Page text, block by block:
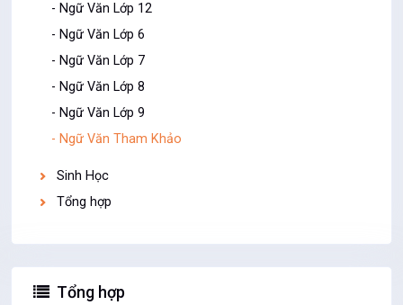
- Ngữ Văn Lớp 12
- Ngữ Văn Lớp 6
- Ngữ Văn Lớp 7
- Ngữ Văn Lớp 8
- Ngữ Văn Lớp 9
- Ngữ Văn Tham Khảo
Sinh Học
Tổng hợp
Tổng hợp